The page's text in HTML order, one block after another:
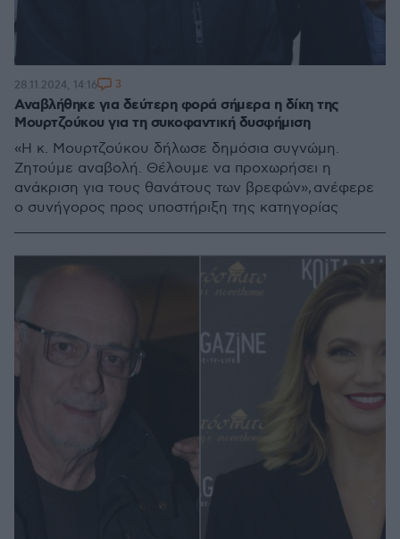
Αναβλήθηκε για δεύτερη φορά σήμερα η δίκη της
Μουρτζούκου για τη συκοφαντική δυσφήμιση
«Η κ. Μουρτζούκου δήλωσε δημόσια συγνώμη.
Ζητούμε αναβολή. Θέλουμε να προχωρήσει η
ανάκριση για τους θανάτους των βρεφών», ανέφερε
ο συνήγορος προς υποστήριξη της κατηγορίας
28.11.2024, 14:16 3